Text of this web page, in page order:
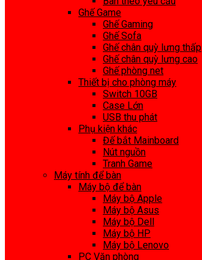
Ghế Game
Ghế Gaming
Ghế Sofa
Ghế chân quỳ lưng thấp
Ghế chân quỳ lưng cao
Ghế phòng net
Thiết bị cho phòng máy
Switch 10GB
Case Lớn
USB thu phát
Phụ kiện khác
Đế bắt Mainboard
Nút nguồn
Tranh Game
Máy tính để bàn
Máy bộ để bàn
Máy bộ Apple
Máy bộ Asus
Máy bộ Dell
Máy bộ HP
Máy bộ Lenovo
PC Văn phòng